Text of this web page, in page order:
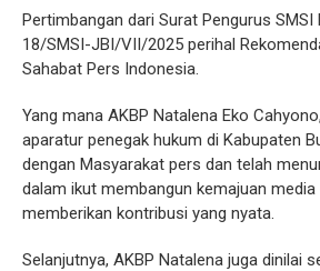
Pertimbangan dari Surat Pengurus
18/SMSI-JBI/VII/2025 perihal
Sahabat Pers Indonesia.
Yang mana AKBP Natalena Eko
aparatur penegak hukum di Kabupaten
dengan Masyarakat pers dan telah
dalam ikut membangun kemajuan
memberikan kontribusi yang nyata.
Selanjutnya, AKBP Natalena juga dinilai